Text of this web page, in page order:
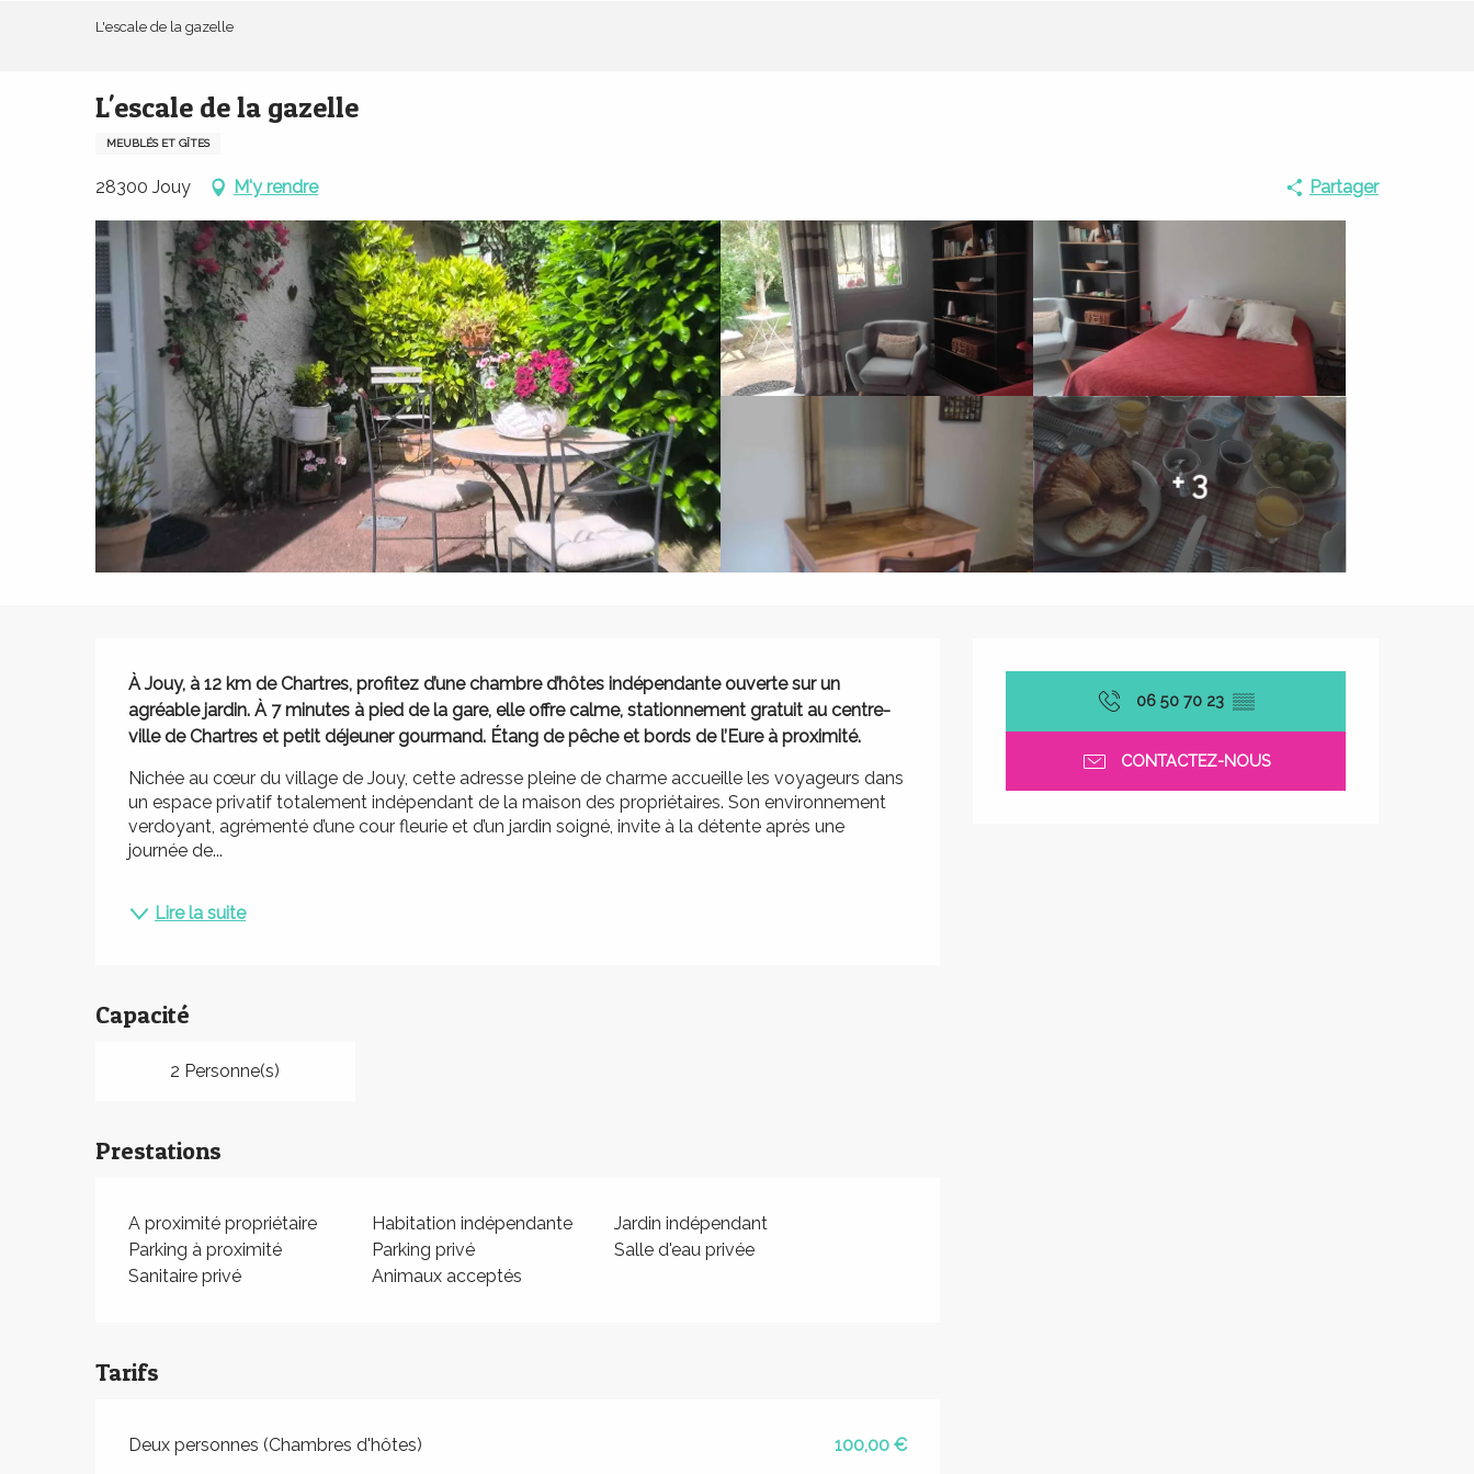
L'escale de la gazelle
L'escale de la gazelle
MEUBLÉS ET GÎTES
28300 Jouy M'y rendre Partager
+ 3
Ouverture et coordonnées
06 50 70 23 ▒▒
CONTACTEZ-NOUS
Description
À Jouy, à 12 km de Chartres, profitez d’une chambre d’hôtes indépendante ouverte sur un
agréable jardin. À 7 minutes à pied de la gare, elle offre calme, stationnement gratuit au centre-
ville de Chartres et petit déjeuner gourmand. Étang de pêche et bords de l’Eure à proximité.
Nichée au cœur du village de Jouy, cette adresse pleine de charme accueille les voyageurs dans
un espace privatif totalement indépendant de la maison des propriétaires. Son environnement
verdoyant, agrémenté d’une cour fleurie et d’un jardin soigné, invite à la détente après une
journée de...
Lire la suite
Capacité
2 Personne(s)
Prestations
A proximité propriétaire Habitation indépendante
Jardin indépendant
Parking à proximité
Parking privé
Salle d'eau privée
Sanitaire privé
Animaux acceptés
Tarifs
Deux personnes (Chambres d'hôtes) 100,00 €